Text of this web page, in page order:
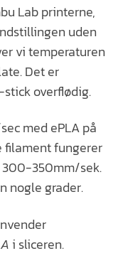
Lab printerne,
uden
vi temperaturen
Det er
overflødig.
med ePLA på
filament fungerer
300-350mm/sek.
nogle grader.
i sliceren.